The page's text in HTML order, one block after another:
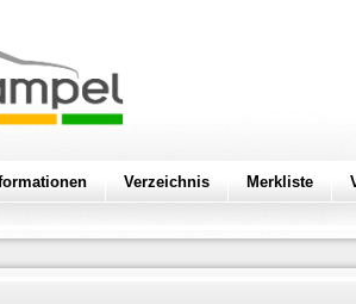
Verzeichnis Merkliste